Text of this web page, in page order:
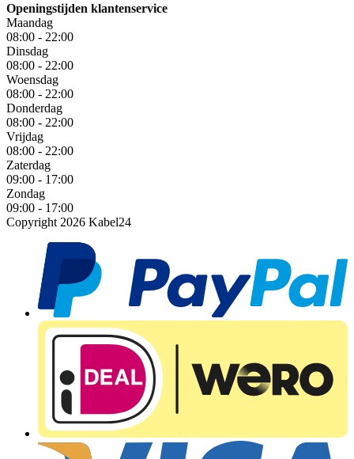
Openingstijden klantenservice
Maandag
08:00 - 22:00
Dinsdag
08:00 - 22:00
Woensdag
08:00 - 22:00
Donderdag
08:00 - 22:00
Vrijdag
08:00 - 22:00
Zaterdag
09:00 - 17:00
Zondag
09:00 - 17:00
Copyright 2026 Kabel24